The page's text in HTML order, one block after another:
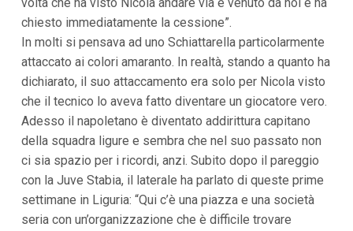
i
a
M
e
ù
P
i
n
i
p
a
volta che ha visto Nicola andare via è venuto da noi e ha
chiesto immediatamente la cessione”.
In molti si pensava ad uno Schiattarella particolarmente
attaccato ai colori amaranto. In realtà, stando a quanto ha
dichiarato, il suo attaccamento era solo per Nicola visto
che il tecnico lo aveva fatto diventare un giocatore vero.
Adesso il napoletano è diventato addirittura capitano
della squadra ligure e sembra che nel suo passato non
ci sia spazio per i ricordi, anzi. Subito dopo il pareggio
con la Juve Stabia, il laterale ha parlato di queste prime
settimane in Liguria: “Qui c’è una piazza e una società
seria con un’organizzazione che è difficile trovare